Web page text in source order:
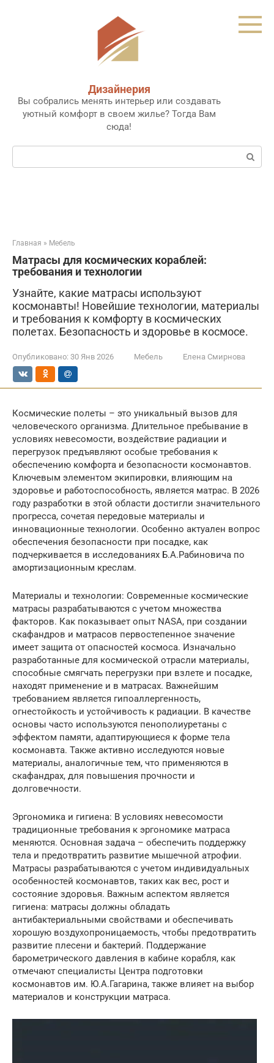
Дизайнерия
Вы собрались менять интерьер или создавать
уютный комфорт в своем жилье? Тогда Вам
сюда!
Поиск:
Главная » Мебель
Матрасы для космических кораблей:
требования и технологии
Узнайте, какие матрасы используют
космонавты! Новейшие технологии, материалы
и требования к комфорту в космических
полетах. Безопасность и здоровье в космосе.
Опубликовано: 30 Янв 2026 Мебель Елена Смирнова
Космические полеты – это уникальный вызов для
человеческого организма. Длительное пребывание в
условиях невесомости, воздействие радиации и
перегрузок предъявляют особые требования к
обеспечению комфорта и безопасности космонавтов.
Ключевым элементом экипировки, влияющим на
здоровье и работоспособность, является матрас. В 2026
году разработки в этой области достигли значительного
прогресса, сочетая передовые материалы и
инновационные технологии. Особенно актуален вопрос
обеспечения безопасности при посадке, как
подчеркивается в исследованиях Б.А.Рабиновича по
амортизационным креслам.
Материалы и технологии: Современные космические
матрасы разрабатываются с учетом множества
факторов. Как показывает опыт NASA, при создании
скафандров и матрасов первостепенное значение
имеет защита от опасностей космоса. Изначально
разработанные для космической отрасли материалы,
способные смягчать перегрузки при взлете и посадке,
находят применение и в матрасах. Важнейшим
требованием является гипоаллергенность,
огнестойкость и устойчивость к радиации. В качестве
основы часто используются пенополиуретаны с
эффектом памяти, адаптирующиеся к форме тела
космонавта. Также активно исследуются новые
материалы, аналогичные тем, что применяются в
скафандрах, для повышения прочности и
долговечности.
Эргономика и гигиена: В условиях невесомости
традиционные требования к эргономике матраса
меняются. Основная задача – обеспечить поддержку
тела и предотвратить развитие мышечной атрофии.
Матрасы разрабатываются с учетом индивидуальных
особенностей космонавтов, таких как вес, рост и
состояние здоровья. Важным аспектом является
гигиена: матрасы должны обладать
антибактериальными свойствами и обеспечивать
хорошую воздухопроницаемость, чтобы предотвратить
развитие плесени и бактерий. Поддержание
барометрического давления в кабине корабля, как
отмечают специалисты Центра подготовки
космонавтов им. Ю.А.Гагарина, также влияет на выбор
материалов и конструкции матраса.